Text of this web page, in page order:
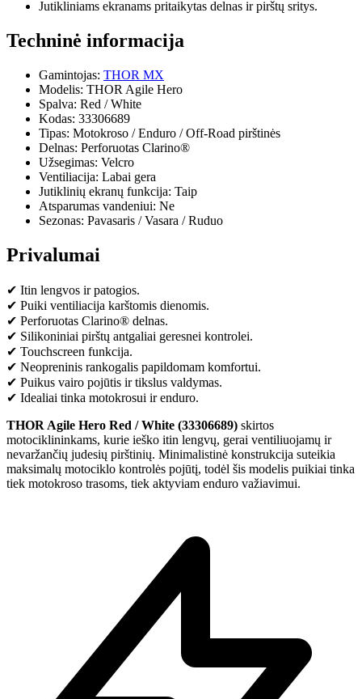
Jutikliniams ekranams pritaikytas delnas ir pirštų sritys.
Techninė informacija
Gamintojas: THOR MX
Modelis: THOR Agile Hero
Spalva: Red / White
Kodas: 33306689
Tipas: Motokroso / Enduro / Off-Road pirštinės
Delnas: Perforuotas Clarino®
Užsegimas: Velcro
Ventiliacija: Labai gera
Jutiklinių ekranų funkcija: Taip
Atsparumas vandeniui: Ne
Sezonas: Pavasaris / Vasara / Ruduo
Privalumai
✔ Itin lengvos ir patogios.
✔ Puiki ventiliacija karštomis dienomis.
✔ Perforuotas Clarino® delnas.
✔ Silikoniniai pirštų antgaliai geresnei kontrolei.
✔ Touchscreen funkcija.
✔ Neopreninis rankogalis papildomam komfortui.
✔ Puikus vairo pojūtis ir tikslus valdymas.
✔ Idealiai tinka motokrosui ir enduro.
THOR Agile Hero Red / White (33306689) skirtos
motociklininkams, kurie ieško itin lengvų, gerai ventiliuojamų ir
nevaržančių judesių pirštinių. Minimalistinė konstrukcija suteikia
maksimalų motociklo kontrolės pojūtį, todėl šis modelis puikiai tinka
tiek motokroso trasoms, tiek aktyviam enduro važiavimui.